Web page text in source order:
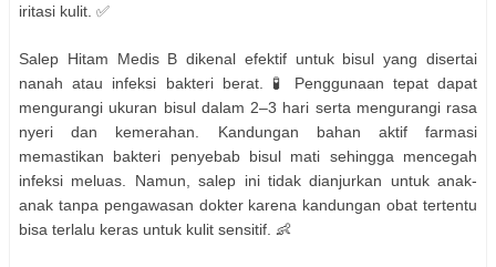
iritasi kulit. ✅
Salep Hitam Medis B dikenal efektif untuk bisul yang disertai
nanah atau infeksi bakteri berat. 🧪 Penggunaan tepat dapat
mengurangi ukuran bisul dalam 2–3 hari serta mengurangi rasa
nyeri dan kemerahan. Kandungan bahan aktif farmasi
memastikan bakteri penyebab bisul mati sehingga mencegah
infeksi meluas. Namun, salep ini tidak dianjurkan untuk anak-
anak tanpa pengawasan dokter karena kandungan obat tertentu
bisa terlalu keras untuk kulit sensitif. 👶